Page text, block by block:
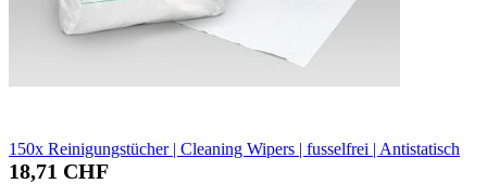
150x Reinigungstücher | Cleaning Wipers | fusselfrei | Antistatisch
18,71 CHF